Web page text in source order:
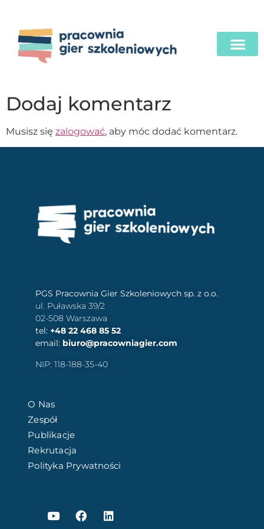
Dodaj komentarz
Musisz się zalogować, aby móc dodać komentarz.
PGS Pracownia Gier Szkoleniowych sp. z o.o.
ul. Puławska 39/2
02-508 Warszawa
tel: +48 22 468 85 52
email: biuro@pracowniagier.com
NIP: 118-188-35-40
O Nas
Zespół
Publikacje
Rekrutacja
Polityka Prywatności